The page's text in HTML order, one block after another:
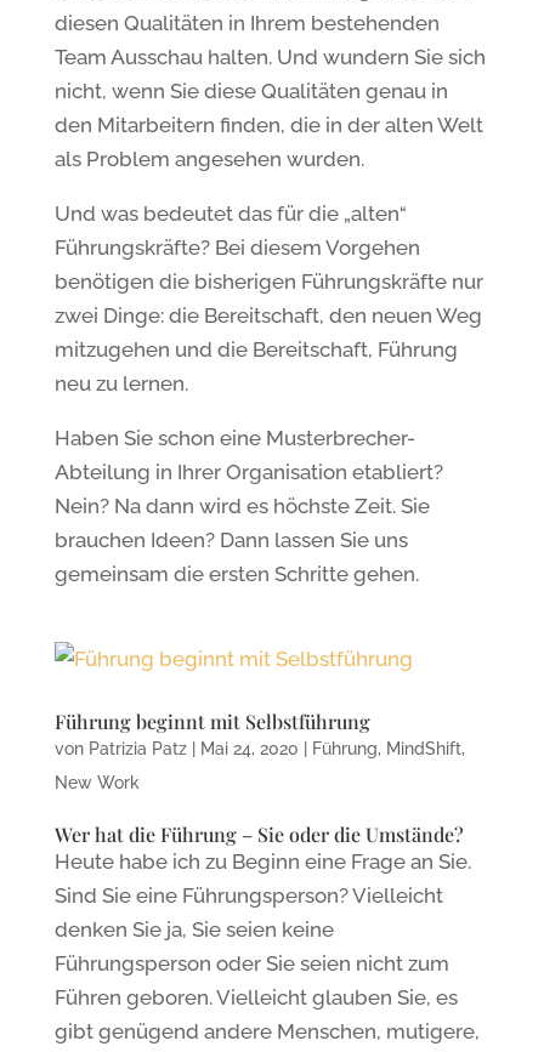
diesen Qualitäten in Ihrem bestehenden
Team Ausschau halten. Und wundern Sie sich
nicht, wenn Sie diese Qualitäten genau in
den Mitarbeitern finden, die in der alten Welt
als Problem angesehen wurden.
Und was bedeutet das für die „alten“
Führungskräfte? Bei diesem Vorgehen
benötigen die bisherigen Führungskräfte nur
zwei Dinge: die Bereitschaft, den neuen Weg
mitzugehen und die Bereitschaft, Führung
neu zu lernen.
Haben Sie schon eine Musterbrecher-
Abteilung in Ihrer Organisation etabliert?
Nein? Na dann wird es höchste Zeit. Sie
brauchen Ideen? Dann lassen Sie uns
gemeinsam die ersten Schritte gehen.
Führung beginnt mit Selbstführung
von Patrizia Patz| Mai 24, 2020 Führung, MindShift,
New Work
Wer hat die Führung – Sie oder die Umstände?
Heute habe ich zu Beginn eine Frage an Sie.
Sind Sie eine Führungsperson? Vielleicht
denken Sie ja, Sie seien keine
Führungsperson oder Sie seien nicht zum
Führen geboren. Vielleicht glauben Sie, es
gibt genügend andere Menschen, mutigere,